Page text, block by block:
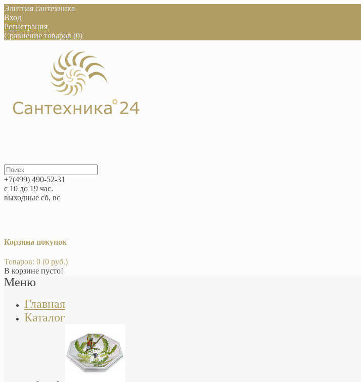
Элитная сантехника
Вход |
Регистрация
Сравнение товаров (0)
+7(499) 490-52-31
с 10 до 19 час.
выходные сб, вс
Корзина покупок
Товаров: 0 (0 руб.)
В корзине пусто!
Меню
Главная
Каталог